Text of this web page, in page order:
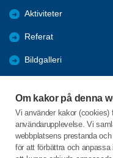
Om kakor på denna
Vi använder kakor (cookies)
användarupplevelse. Vi
webbplatsens prestanda
för att förbättra och
Aktiviteter
Referat
Bildgalleri
Engagera DIG i vår